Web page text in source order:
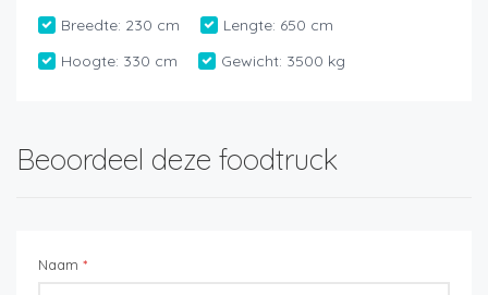
Breedte: 230 cm Lengte: 650 cm
Hoogte: 330 cm Gewicht: 3500 kg
Beoordeel deze foodtruck
Naam *